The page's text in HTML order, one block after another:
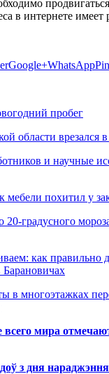
в интернете имеет
Google+WhatsApp
пробег
области врезался
и научные
мебели похитил у
20-градусного
как правильно
Барановичах
в многоэтажках
всего мира
з дня